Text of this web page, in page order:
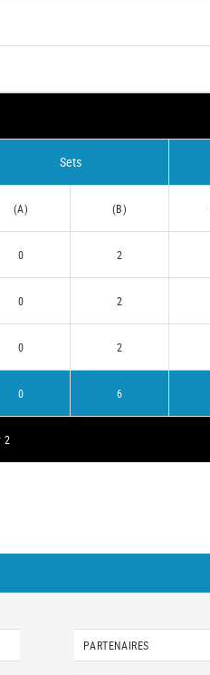
Sets
(A) (B)
0 2
0 2
0 2
0 6
2
PARTENAIRES